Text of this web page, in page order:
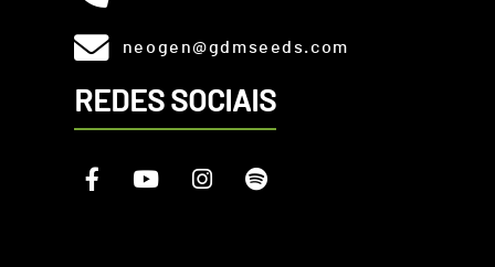
neogen@gdmseeds.com
REDES SOCIAIS